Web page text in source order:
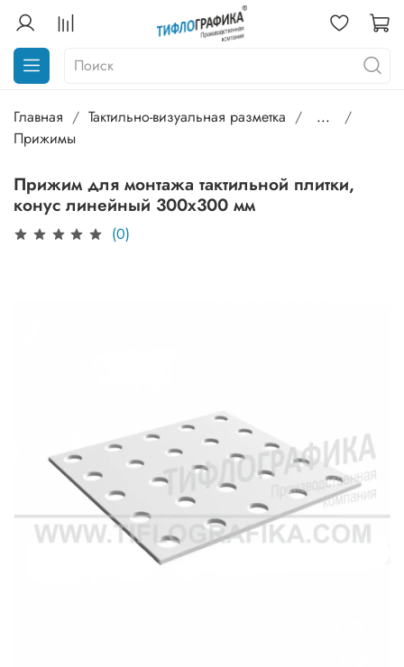
Главная Тактильно-визуальная разметка
...
Прижимы
Прижим для монтажа тактильной плитки,
конус линейный 300x300 мм
(0)